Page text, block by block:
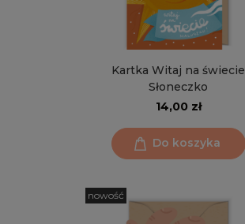
Kartka Witaj na świecie
Słoneczko
14,00 zł
Do koszyka
nowość